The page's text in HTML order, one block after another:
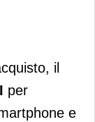
il
per
e